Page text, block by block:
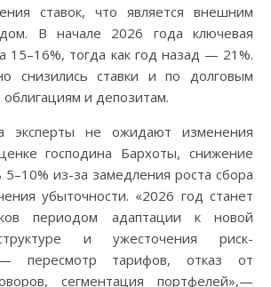
ставок, что является внешним
В начале 2026 года ключевая
15–16%, тогда как год назад — 21%.
снизились ставки и по долговым
и депозитам.
эксперты не ожидают изменения
господина Бархоты, снижение
5–10% из-за замедления роста сбора
убыточности. «2026 год станет
периодом адаптации к новой
и ужесточения риск-
пересмотр тарифов, отказ от
сегментация портфелей»,—